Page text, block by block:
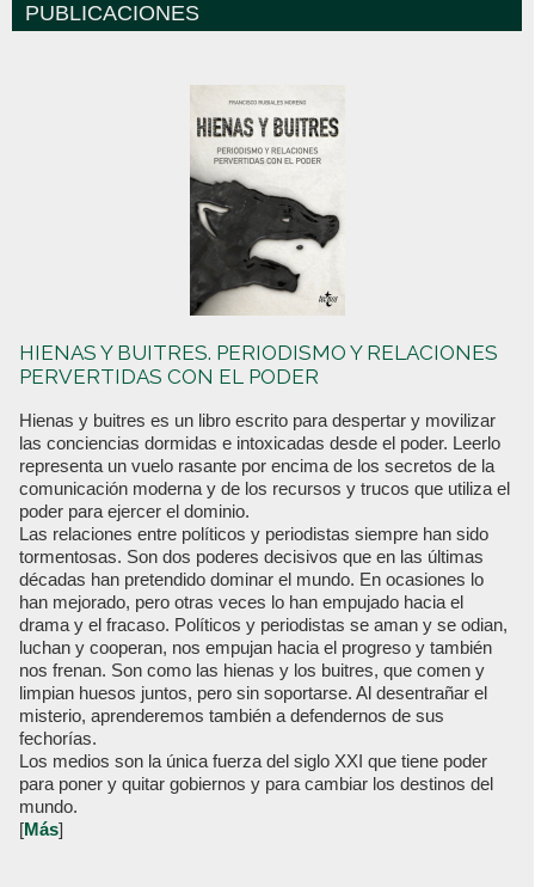
PUBLICACIONES
HIENAS Y BUITRES. PERIODISMO Y RELACIONES
PERVERTIDAS CON EL PODER
Hienas y buitres es un libro escrito para despertar y movilizar
las conciencias dormidas e intoxicadas desde el poder. Leerlo
representa un vuelo rasante por encima de los secretos de la
comunicación moderna y de los recursos y trucos que utiliza el
poder para ejercer el dominio.
Las relaciones entre políticos y periodistas siempre han sido
tormentosas. Son dos poderes decisivos que en las últimas
décadas han pretendido dominar el mundo. En ocasiones lo
han mejorado, pero otras veces lo han empujado hacia el
drama y el fracaso. Políticos y periodistas se aman y se odian,
luchan y cooperan, nos empujan hacia el progreso y también
nos frenan. Son como las hienas y los buitres, que comen y
limpian huesos juntos, pero sin soportarse. Al desentrañar el
misterio, aprenderemos también a defendernos de sus
fechorías.
Los medios son la única fuerza del siglo XXI que tiene poder
para poner y quitar gobiernos y para cambiar los destinos del
mundo.
[Más]